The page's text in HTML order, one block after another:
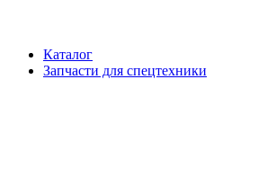
Каталог
Запчасти для спецтехники